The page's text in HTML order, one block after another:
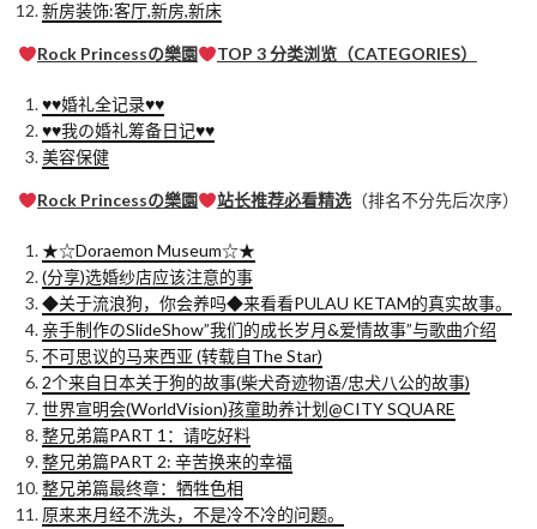
新房装饰:客厅,新房,新床
Rock Princessの樂園 TOP 3 分类浏览（CATEGORIES）
♥♥婚礼全记录♥♥
♥♥我の婚礼筹备日记♥♥
美容保健
Rock Princessの樂園 站长推荐必看精选（排名不分先后次序）
★☆Doraemon Museum☆★
(分享)选婚纱店应该注意的事
◆关于流浪狗，你会养吗◆来看看PULAU KETAM的真实故事。
亲手制作のSlideShow”我们的成长岁月&爱情故事”与歌曲介绍
不可思议的马来西亚 (转载自The Star)
2个来自日本关于狗的故事(柴犬奇迹物语/忠犬八公的故事)
世界宣明会(WorldVision)孩童助养计划@CITY SQUARE
整兄弟篇PART 1：请吃好料
整兄弟篇PART 2: 辛苦换来的幸福
整兄弟篇最终章：牺牲色相
原来来月经不洗头，不是冷不冷的问题。